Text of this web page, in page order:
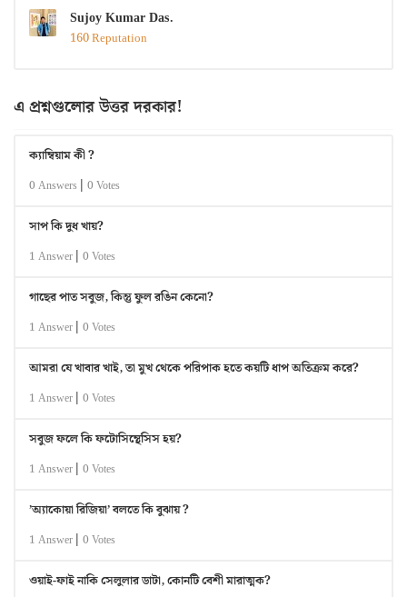
Sujoy Kumar Das.
160 Reputation
এ প্রশ্নগুলোর উত্তর দরকার!
ক্যাম্বিয়াম কী ?
0 Answers | 0 Votes
সাপ কি দুধ খায়?
1 Answer | 0 Votes
গাছের পাত সবুজ, কিন্তু ফুল রঙিন কেনো?
1 Answer | 0 Votes
আমরা যে খাবার খাই, তা মুখ থেকে পরিপাক হতে কয়টি ধাপ অতিক্রম করে?
1 Answer | 0 Votes
সবুজ ফলে কি ফটোসিন্থেসিস হয়?
1 Answer | 0 Votes
’অ্যাকোয়া রিজিয়া’ বলতে কি বুঝায় ?
1 Answer | 0 Votes
ওয়াই-ফাই নাকি সেলুলার ডাটা, কোনটি বেশী মারাত্মক?